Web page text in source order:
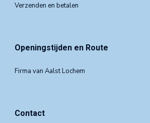
Verzenden en betalen
Openingstijden en Route
Firma van Aalst Lochem
Contact